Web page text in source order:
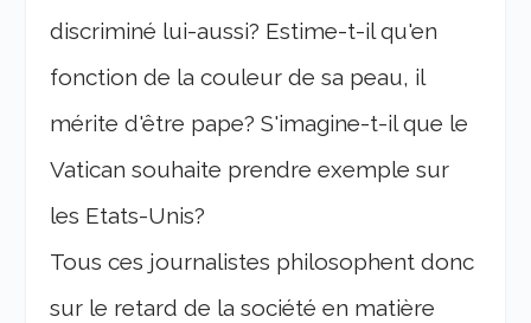
discriminé lui-aussi? Estime-t-il qu'en
fonction de la couleur de sa peau, il
mérite d'être pape? S'imagine-t-il que le
Vatican souhaite prendre exemple sur
les Etats-Unis?
Tous ces journalistes philosophent donc
sur le retard de la société en matière